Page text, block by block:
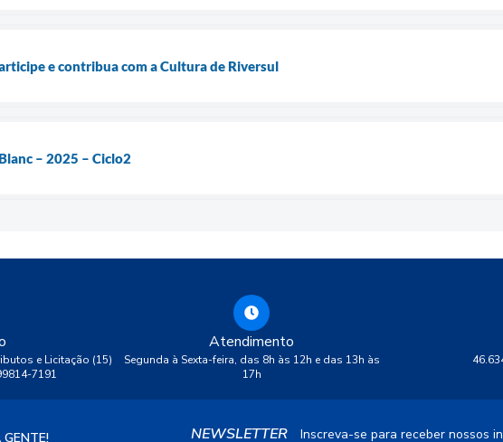
e contribua com a Cultura de Riversul
– 2025 – Ciclo2
e Licitação (15)
7191
Atendimento
Segunda à Sexta-feira, das 8h às 12h e das 13h às
17h
NEWSLETTER Inscreva-se para receber nossos